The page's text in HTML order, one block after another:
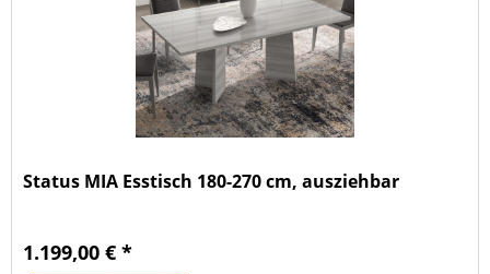
Status MIA Esstisch 180-270 cm, ausziehbar
1.199,00 € *